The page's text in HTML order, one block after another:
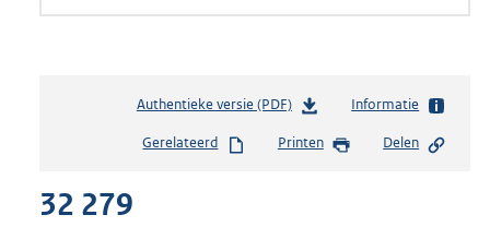
Authentieke versie (PDF)b
s
Informatie
Gerelateerd Printen Delen
32 279